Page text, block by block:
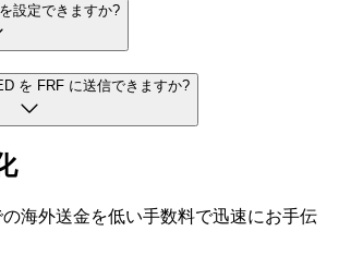
設定できますか?
を FRF に送信できますか?
海外送金を低い手数料で迅速にお手伝